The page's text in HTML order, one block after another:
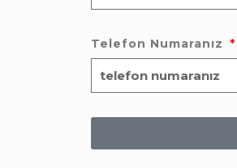
Telefon Numaranız